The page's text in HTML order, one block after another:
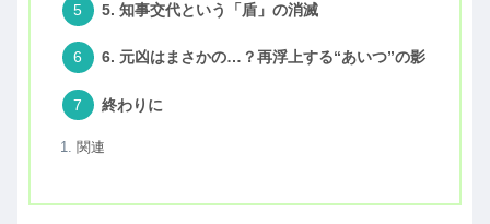
5. 知事交代という「盾」の消滅
6. 元凶はまさかの…？再浮上する“あいつ”の影
終わりに
関連